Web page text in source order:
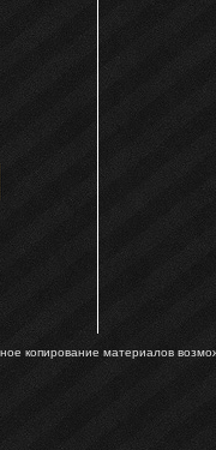
копирование материалов